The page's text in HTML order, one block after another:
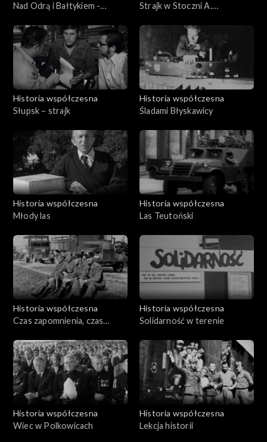
Nad Odrą i Bałtykiem -
Strajk w Stoczni A.
Historia współczesna
Słupsk – strajk
Historia współczesna
Śladami Błyskawicy
Historia współczesna
Młody las
Historia współczesna
Las Teutoński
Historia współczesna
Czas zapomnienia, czas
Kempisty
Historia współczesna
Solidarność w terenie
Historia współczesna
Wiec w Polkowicach
Historia współczesna
Lekcja historii